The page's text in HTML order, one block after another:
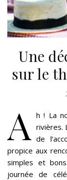
Une
sur le
A h ! La
rivières.
de
propice aux
simples et
journée de